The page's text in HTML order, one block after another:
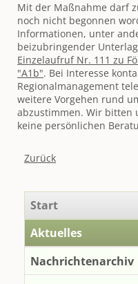
Mit der Maßnahme darf
noch nicht begonnen
Informationen, unter
beizubringender
Einzelaufruf Nr. 111 zu
"A1b". Bei Interesse
Regionalmanagement
weitere Vorgehen rund
abzustimmen. Wir bitten
keine persönlichen
Zurück
überspringen
Start
Aktuelles
Nachrichtenarchiv